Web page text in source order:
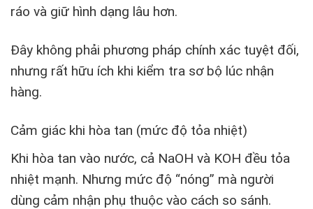
ráo và giữ hình dạng lâu hơn.
Đây không phải phương pháp chính xác tuyệt đối,
nhưng rất hữu ích khi kiểm tra sơ bộ lúc nhận
hàng.
Cảm giác khi hòa tan (mức độ tỏa nhiệt)
Khi hòa tan vào nước, cả NaOH và KOH đều tỏa
nhiệt mạnh. Nhưng mức độ “nóng” mà người
dùng cảm nhận phụ thuộc vào cách so sánh.